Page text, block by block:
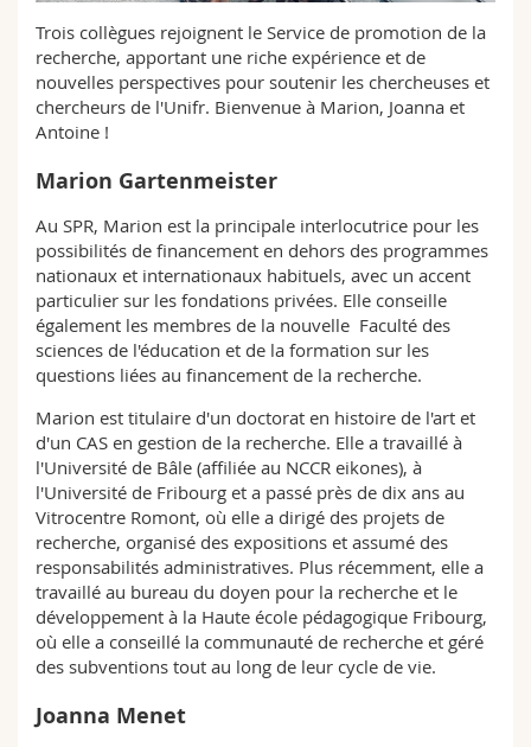
Interfacultaire
Doctorants
Programme des cours
MyUnifr
Trois collègues rejoignent le Service de promotion de la
recherche, apportant une riche expérience et de
nouvelles perspectives pour soutenir les chercheuses et
chercheurs de l'Unifr. Bienvenue à Marion, Joanna et
Antoine !
Marion Gartenmeister
Au SPR, Marion est la principale interlocutrice pour les
possibilités de financement en dehors des programmes
nationaux et internationaux habituels, avec un accent
particulier sur les fondations privées. Elle conseille
également les membres de la nouvelle Faculté des
sciences de l'éducation et de la formation sur les
questions liées au financement de la recherche.
Marion est titulaire d'un doctorat en histoire de l'art et
d'un CAS en gestion de la recherche. Elle a travaillé à
l'Université de Bâle (affiliée au NCCR eikones), à
l'Université de Fribourg et a passé près de dix ans au
Vitrocentre Romont, où elle a dirigé des projets de
recherche, organisé des expositions et assumé des
responsabilités administratives. Plus récemment, elle a
travaillé au bureau du doyen pour la recherche et le
développement à la Haute école pédagogique Fribourg,
où elle a conseillé la communauté de recherche et géré
des subventions tout au long de leur cycle de vie.
Joanna Menet